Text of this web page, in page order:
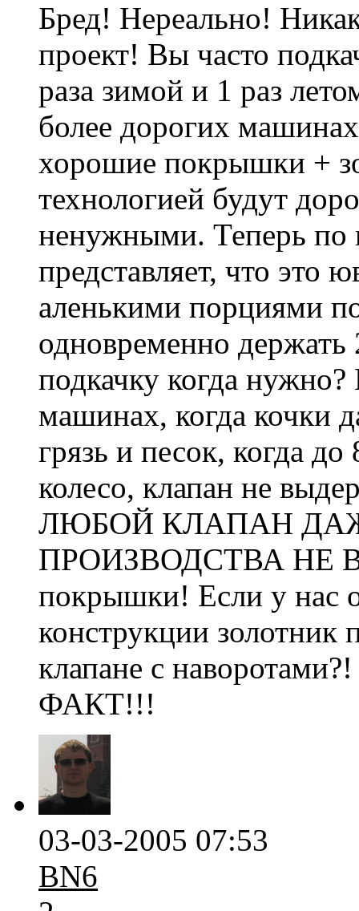
Бред! Нереально!
проект! Вы часто
раза зимой и 1 раз
более дорогих
хорошие покрышки +
технологией будут
ненужными. Теперь по
представляет, что это
аленькими порциями
одновременно
подкачку когда
машинах, когда кочки
грязь и песок, когда
колесо, клапан не
ЛЮБОЙ КЛАПАН
ПРОИЗВОДСТВА НЕ
покрышки! Если у нас
конструкции золотник
клапане с
ФАКТ!!!
03-03-2005 07:53
BN6